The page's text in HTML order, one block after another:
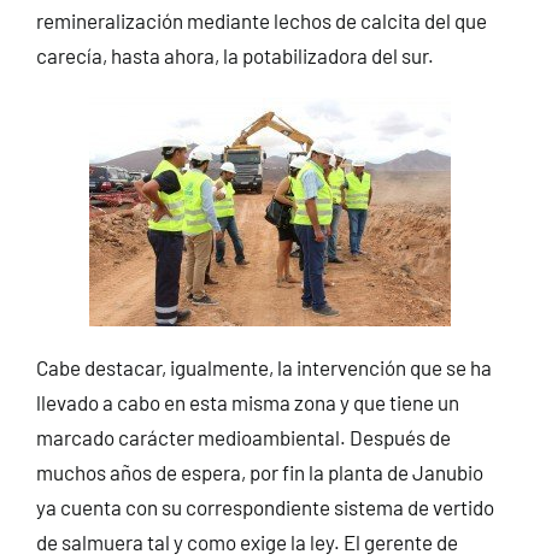
remineralización mediante lechos de calcita del que
carecía, hasta ahora, la potabilizadora del sur.
Cabe destacar, igualmente, la intervención que se ha
llevado a cabo en esta misma zona y que tiene un
marcado carácter medioambiental. Después de
muchos años de espera, por fin la planta de Janubio
ya cuenta con su correspondiente sistema de vertido
de salmuera tal y como exige la ley. El gerente de